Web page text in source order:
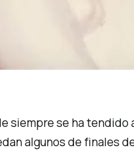
siempre se ha tendido
algunos de finales